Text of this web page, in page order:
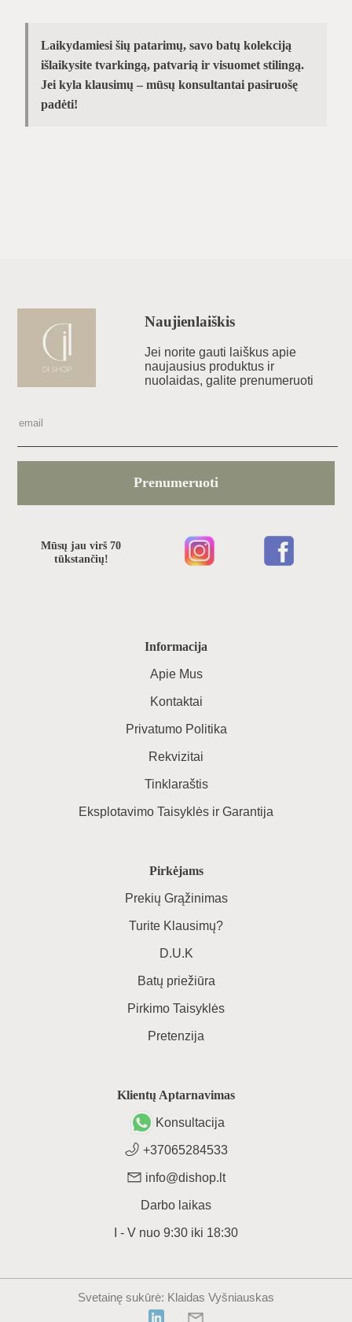
Laikydamiesi šių patarimų, savo batų kolekciją
išlaikysite tvarkingą, patvarią ir visuomet stilingą.
Jei kyla klausimų – mūsų konsultantai pasiruošę
padėti!
Informacija
Apie Mus
Kontaktai
Privatumo Politika
Rekvizitai
Tinklaraštis
Eksplotavimo Taisyklės ir Garantija
Pirkėjams
Prekių Grąžinimas
Turite Klausimų?
D.U.K
Batų priežiūra
Pirkimo Taisyklės
Pretenzija
Klientų Aptarnavimas
Konsultacija
+37065284533
info@dishop.lt
Darbo laikas
I - V nuo 9:30 iki 18:30
Naujienlaiškis
Jei norite gauti laiškus apie
naujausius produktus ir
nuolaidas, galite prenumeruoti
Prenumeruoti
Mūsų jau virš 70
tūkstančių!
Svetainę sukūrė: Klaidas Vyšniauskas